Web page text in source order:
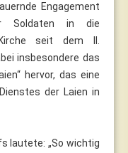
Engagement
Soldaten in die
seit dem II.
insbesondere das
hervor, das eine
der Laien in
lautete: „So wichtig